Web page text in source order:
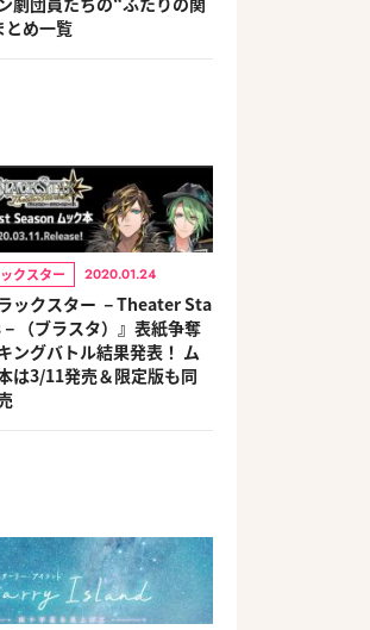
とめ一覧
クスター 2020.01.24
ラックスター －Theater Sta
（ブラスタ）』表紙争奪
ングバトル結果発表！ ム
は3/11発売＆限定版も同